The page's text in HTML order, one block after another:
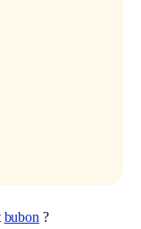
bubon ?